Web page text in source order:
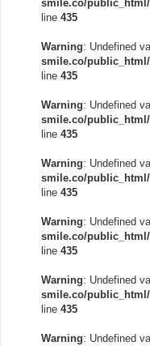
smile.co/
line 435
Warning: Undefined
smile.co/
line 435
Warning: Undefined
smile.co/
line 435
Warning: Undefined
smile.co/
line 435
Warning: Undefined
smile.co/
line 435
Warning: Undefined
smile.co/
line 435
Warning: Undefined